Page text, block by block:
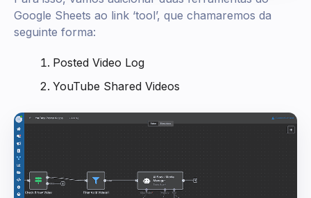
Google Sheets ao link ‘tool’, que chamaremos da
seguinte forma:
Posted Video Log
YouTube Shared Videos